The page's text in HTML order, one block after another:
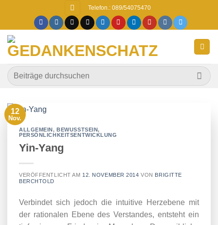
springen
Telefon.: 089/54075470
12
Nov.
ALLGEMEIN, BEWUSSTSEIN,
PERSÖNLICHKEITSENTWICKLUNG
Yin-Yang
VERÖFFENTLICHT AM 12. NOVEMBER 2014 VON BRIGITTE
BERCHTOLD
Verbindet sich jedoch die intuitive Herzebene mit
der rationalen Ebene des Verstandes, entsteht ein